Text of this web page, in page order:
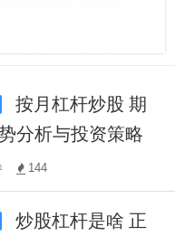
按月杠杆炒股 期
分析与投资策略
144
炒股杠杆是啥 正